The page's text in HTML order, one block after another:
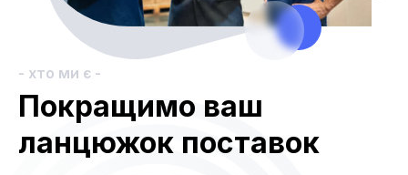
- хто ми є -
Покращимо ваш
ланцюжок поставок